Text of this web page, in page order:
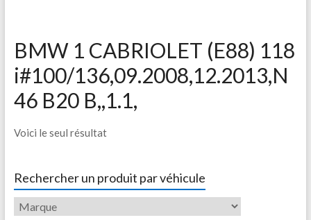
BMW 1 CABRIOLET (E88) 118
i#100/136,09.2008,12.2013,N
46 B20 B,,1.1,
Voici le seul résultat
Rechercher un produit par véhicule